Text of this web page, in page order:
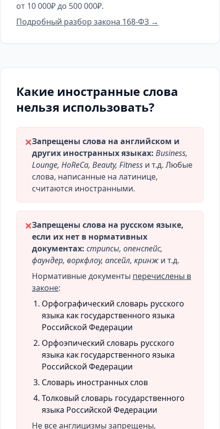
от 10 000₽ до 500 000₽.
Подробный разбор закона 168-ФЗ →
Какие иностранные слова
нельзя использовать?
✕Запрещены слова на английском и
других иностранных языках: Business,
Lounge, HoReCa, Beauty, Fitness и т.д. Любые
слова, написанные на латинице,
считаются иностранными.
✕Запрещены слова на русском языке,
если их нет в нормативных
документах: стрипсы, опенспейс,
фаундер, воркфлоу, апсейл, кринж и т.д.
Нормативные документы перечислены в
законе:
Орфографический словарь русского
языка как государственного языка
Российской Федерации
Орфоэпический словарь русского
языка как государственного языка
Российской Федерации
Словарь иностранных слов
Толковый словарь государственного
языка Российской Федерации
Не все англицизмы запрещены,